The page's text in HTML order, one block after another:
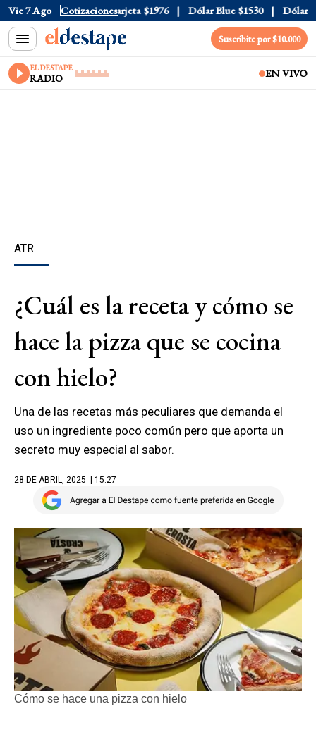
Vie 7 Ago Cotizaciones
$1520 Dólar Tarjeta $1976 Dólar Blue $1530 Dólar CCL
Suscribite por $10.000
EL DESTAPE
RADIO EN VIVO
ATR
¿Cuál es la receta y cómo se
hace la pizza que se cocina
con hielo?
Una de las recetas más peculiares que demanda el
uso un ingrediente poco común pero que aporta un
secreto muy especial al sabor.
28 DE ABRIL, 2025 | 15.27
Cómo se hace una pizza con hielo